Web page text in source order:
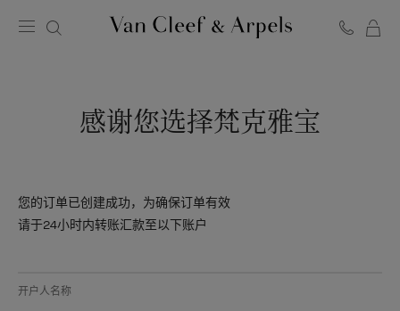
Arpels
梵
宝
主
感谢您选择梵克雅宝
您的订单已创建成功，为确保订单有效
请于24小时内转账汇款至以下账户
开户人名称